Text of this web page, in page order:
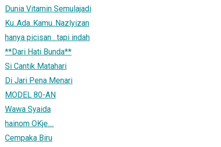
Dunia Vitamin Semulajadi
Ku..Ada..Kamu..Nazlyizan
hanya picisan . tapi indah
**Dari Hati Bunda**
Si Cantik Matahari
Di Jari Pena Menari
MODEL 80-AN
Wawa Syaida
hainom OKje....
Cempaka Biru